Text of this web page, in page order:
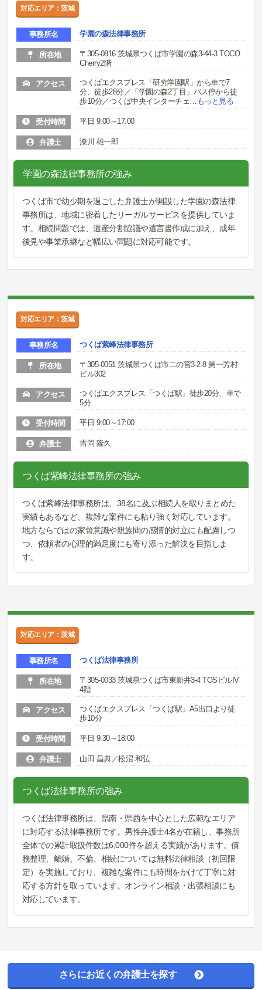
対応エリア：茨城
事務所名 学園の森法律事務所
所在地
〒305-0816 茨城県つくば市学園の森3-44-3 TOCO
Cherry2階
アクセス
つくばエクスプレス「研究学園駅」から車で7
分、徒歩28分／「学園の森2丁目」バス停から徒
歩10分／つくば中央インターチェ
もっと見る
受付時間 平日 9:00～17:00
弁護士 漆川 雄一郎
学園の森法律事務所の強み
つくば市で幼少期を過ごした弁護士が開設した学園の森法律
事務所は、地域に密着したリーガルサービスを提供していま
す。相続問題では、遺産分割協議や遺言書作成に加え、成年
後見や事業承継など幅広い問題に対応可能です。
対応エリア：茨城
事務所名 つくば紫峰法律事務所
所在地
〒305-0051 茨城県つくば市二の宮3-2-8 第一芳村
ビル302
アクセス
つくばエクスプレス「つくば駅」徒歩20分、車で
5分
受付時間 平日 9:00～17:00
弁護士 吉岡 隆久
つくば紫峰法律事務所の強み
つくば紫峰法律事務所は、38名に及ぶ相続人を取りまとめた
実績もあるなど、複雑な案件にも粘り強く対応しています。
地方ならではの家督意識や親族間の感情的対立にも配慮しつ
つ、依頼者の心理的満足度にも寄り添った解決を目指しま
す。
対応エリア：茨城
事務所名 つくば法律事務所
所在地
〒305-0033 茨城県つくば市東新井3-4 TOSビルIV
4階
アクセス
つくばエクスプレス「つくば駅」A5出口より徒
歩10分
受付時間 平日 9:30～18:00
弁護士 山田 昌典／松沼 和弘
つくば法律事務所の強み
つくば法律事務所は、県南・県西を中心とした広範なエリア
に対応する法律事務所です。男性弁護士4名が在籍し、事務所
全体での累計取扱件数は6,000件を超える実績があります。債
務整理、離婚、不倫、相続については無料法律相談（初回限
定）を実施しており、複雑な案件にも時間をかけて丁寧に対
応する方針を取っています。オンライン相談・出張相談にも
対応しています。
さらにお近くの弁護士を探す